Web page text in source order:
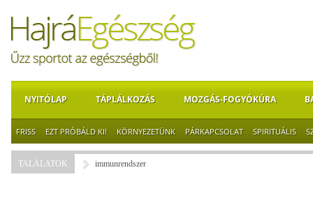
NYITÓLAP TÁPLÁLKOZÁS MOZGÁS-FOGYÓKÚRA
FRISS EZT PRÓBÁLD KI! KÖRNYEZETÜNK PÁRKAPCSOLAT SPIRITUÁLIS
TALÁLATOK immunrendszer